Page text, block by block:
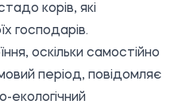
корів, які
господарів.
оскільки самостійно
період, повідомляє
екологічний